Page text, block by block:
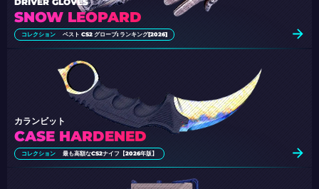
SNOW LEOPARD
コレクション ベスト CS2 グローブ: ランキング[2026]
CASE HARDENED
カランビット
コレクション 最も高額なCS2ナイフ【2026年版】